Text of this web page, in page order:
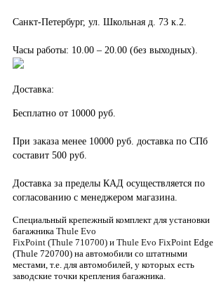
Санкт-Петербург, ул. Школьная д. 73 к.2.
Часы работы: 10.00 – 20.00 (без выходных).
Доставка:
Бесплатно от 10000 руб.
При заказа менее 10000 руб. доставка по СПб
составит 500 руб.
Доставка за пределы КАД осуществляется по
согласованию с менеджером магазина.
Специальный крепежный комплект для установки
багажника Thule Evo
FixPoint (Thule 710700) и Thule Evo FixPoint Edge
(Thule 720700) на автомобили со штатными
местами, т.е. для автомобилей, у которых есть
заводские точки крепления багажника.